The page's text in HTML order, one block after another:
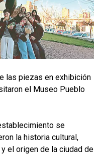
las piezas en exhibición
el Museo Pueblo
se
la historia cultural,
el origen de la ciudad de